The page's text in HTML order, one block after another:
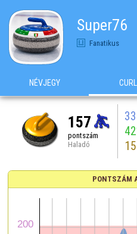
Super76
Fanatikus
NÉVJEGY
157
pontszám
Haladó
PONTSZÁM